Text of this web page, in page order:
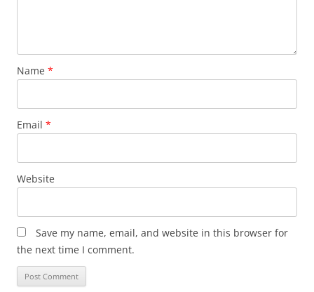
Name *
Email *
Website
Save my name, email, and website in this browser for
the next time I comment.